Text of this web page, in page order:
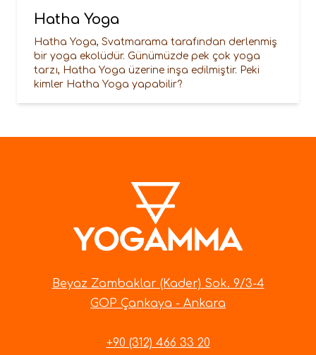
Hatha Yoga
Hatha Yoga, Svatmarama tarafından derlenmiş
bir yoga ekolüdür. Günümüzde pek çok yoga
tarzı, Hatha Yoga üzerine inşa edilmiştir. Peki
kimler Hatha Yoga yapabilir?
Beyaz Zambaklar (Kader) Sok. 9/3-4
GOP Çankaya - Ankara
+90 (312) 466 33 20